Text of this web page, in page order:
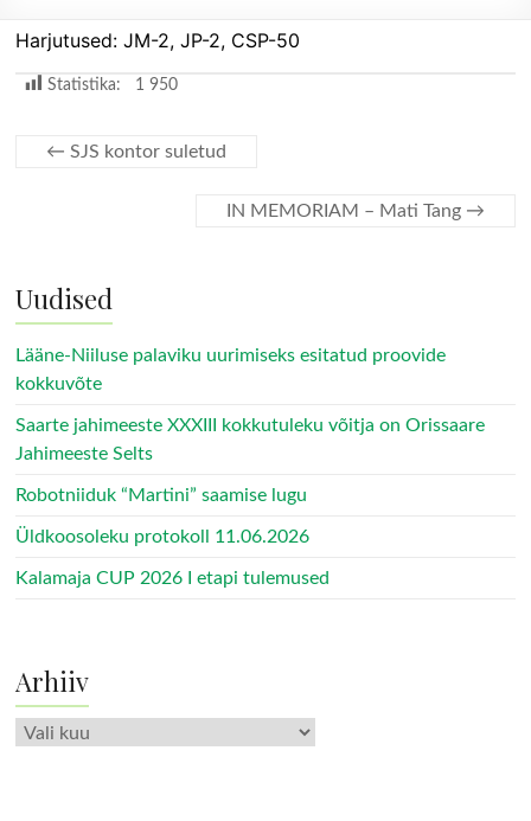
Harjutused: JM-2, JP-2, CSP-50
Statistika: 1 950
← SJS kontor suletud
IN MEMORIAM – Mati Tang →
Uudised
Lääne-Niiluse palaviku uurimiseks esitatud proovide
kokkuvõte
Saarte jahimeeste XXXIII kokkutuleku võitja on Orissaare
Jahimeeste Selts
Robotniiduk “Martini” saamise lugu
Üldkoosoleku protokoll 11.06.2026
Kalamaja CUP 2026 I etapi tulemused
Arhiiv
Arhiiv